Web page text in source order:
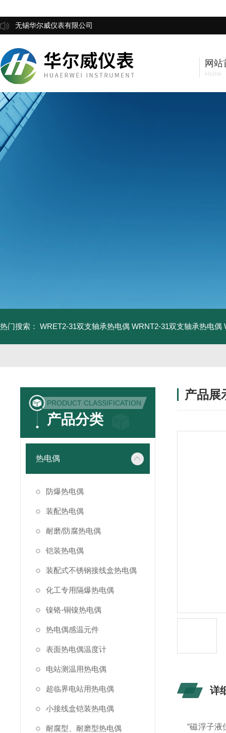
无锡华尔威仪表有限公司
网站
Home
热门搜索： WRET2-31双支轴承热电偶 WRNT2-31双支轴承热电偶
PRODUCT CLASSIFICATION
产品分类
热电偶
防爆热电偶
装配热电偶
耐磨/防腐热电偶
铠装热电偶
装配式不锈钢接线盒热电偶
化工专用隔爆热电偶
镍铬-铜镍热电偶
热电偶感温元件
表面热电偶温度计
电站测温用热电偶
超临界电站用热电偶
小接线盒铠装热电偶
耐腐型、耐磨型热电偶
产品展
详
“磁浮子